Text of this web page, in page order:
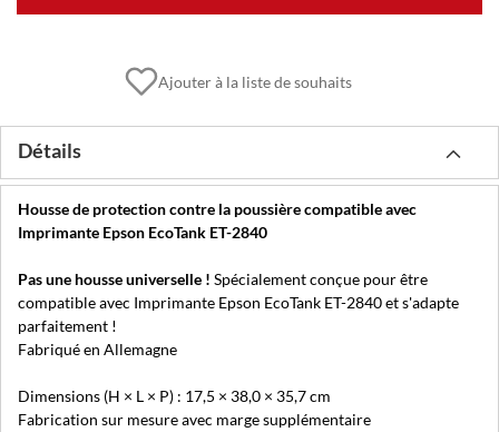
Ajouter à la liste de souhaits
Détails
Housse de protection contre la poussière compatible avec
Imprimante Epson EcoTank ET-2840
Pas une housse universelle ! Spécialement conçue pour être
compatible avec Imprimante Epson EcoTank ET-2840 et s'adapte
parfaitement !
Fabriqué en Allemagne
Dimensions (H × L × P) : 17,5 × 38,0 × 35,7 cm
Fabrication sur mesure avec marge supplémentaire